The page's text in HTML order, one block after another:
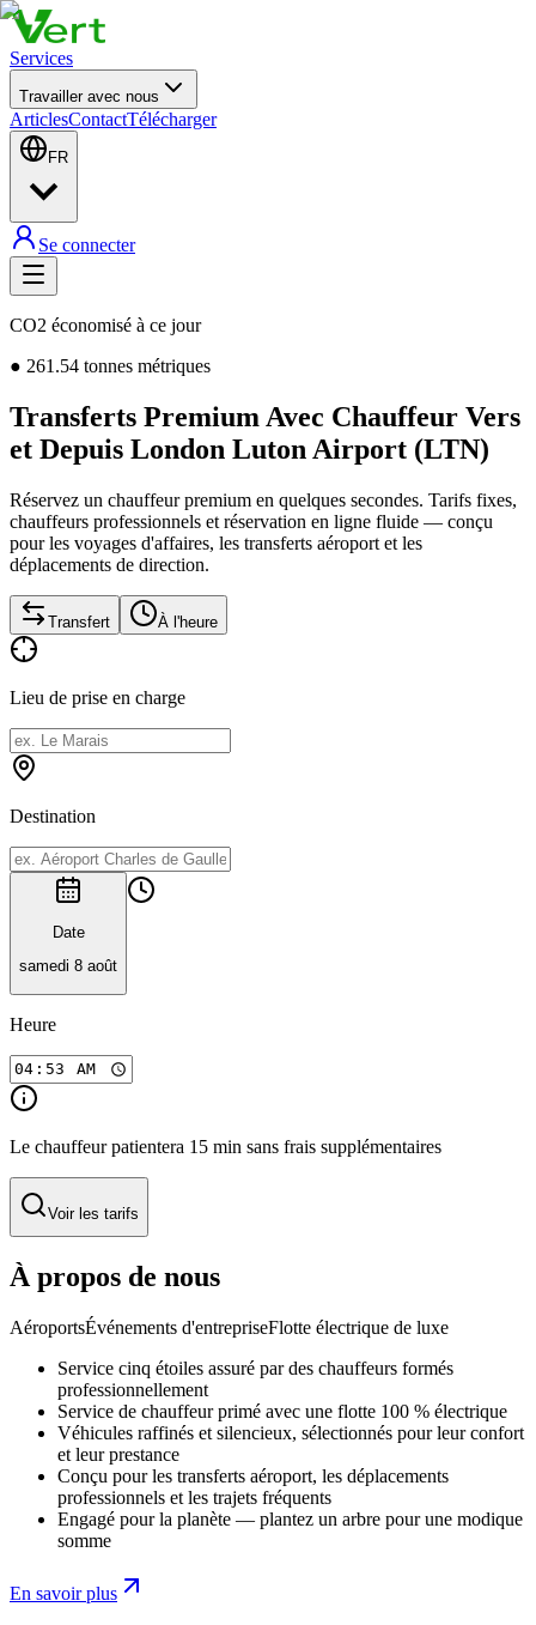
Services
Travailler avec nous
ArticlesContactTélécharger
FR
Se connecter
CO2 économisé à ce jour
● 261.54 tonnes métriques
Transferts Premium Avec Chauffeur Vers
et Depuis London Luton Airport (LTN)
Réservez un chauffeur premium en quelques secondes. Tarifs fixes,
chauffeurs professionnels et réservation en ligne fluide — conçu
pour les voyages d'affaires, les transferts aéroport et les
déplacements de direction.
Transfert À l'heure
Lieu de prise en charge
Destination
Date
samedi 8 août
Heure
Le chauffeur patientera 15 min sans frais supplémentaires
Voir les tarifs
À propos de nous
AéroportsÉvénements d'entrepriseFlotte électrique de luxe
Service cinq étoiles assuré par des chauffeurs formés
professionnellement
Service de chauffeur primé avec une flotte 100 % électrique
Véhicules raffinés et silencieux, sélectionnés pour leur confort
et leur prestance
Conçu pour les transferts aéroport, les déplacements
professionnels et les trajets fréquents
Engagé pour la planète — plantez un arbre pour une modique
somme
En savoir plus